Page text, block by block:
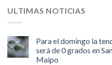
ULTIMAS NOTICIAS
Para el domingo la
será de 0 grados en
Maipo